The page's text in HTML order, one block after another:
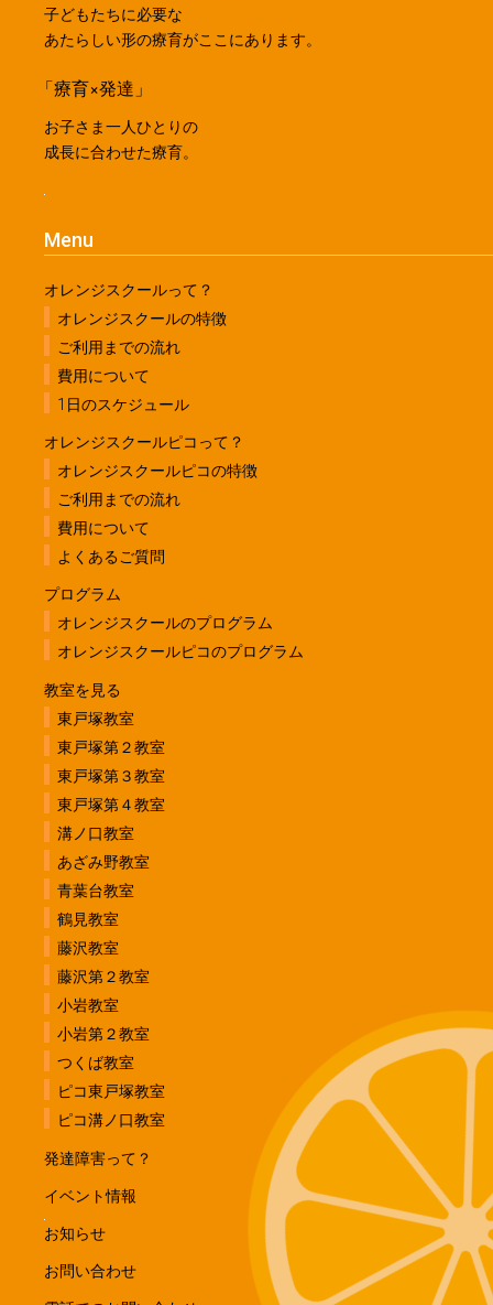
子どもたちに必要な
あたらしい形の療育がここにあります。
「療育×発達」
お子さま一人ひとりの
成長に合わせた療育。
Menu
オレンジスクールって？
オレンジスクールの特徴
ご利用までの流れ
費用について
1日のスケジュール
オレンジスクールピコって？
オレンジスクールピコの特徴
ご利用までの流れ
費用について
よくあるご質問
プログラム
オレンジスクールのプログラム
オレンジスクールピコのプログラム
教室を見る
東戸塚教室
東戸塚第２教室
東戸塚第３教室
東戸塚第４教室
溝ノ口教室
あざみ野教室
青葉台教室
鶴見教室
藤沢教室
藤沢第２教室
小岩教室
小岩第２教室
つくば教室
ピコ東戸塚教室
ピコ溝ノ口教室
発達障害って？
イベント情報
お知らせ
お問い合わせ